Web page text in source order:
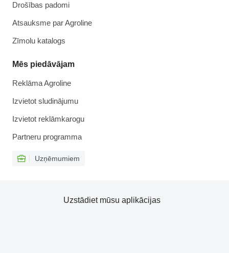
Drošības padomi
Atsauksme par Agroline
Zīmolu katalogs
Mēs piedāvājam
Reklāma Agroline
Izvietot sludinājumu
Izvietot reklāmkarogu
Partneru programma
Uzņēmumiem
Uzstādiet mūsu aplikācijas